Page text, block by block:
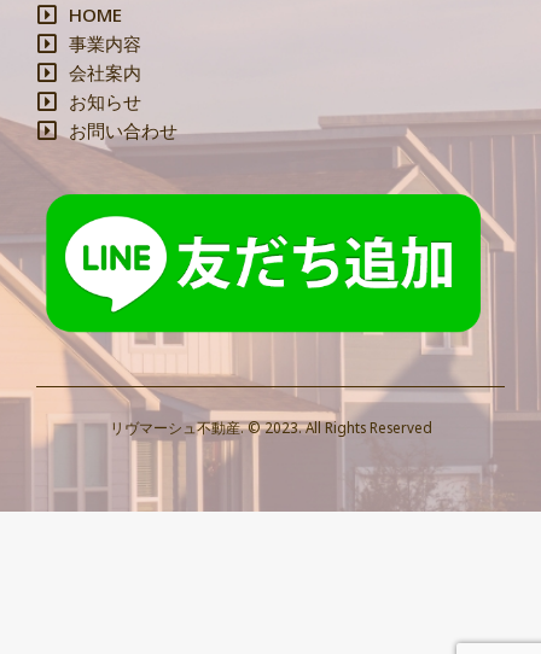
HOME
事業内容
会社案内
お知らせ
お問い合わせ
リヴマーシュ不動産. © 2023. All Rights Reserved